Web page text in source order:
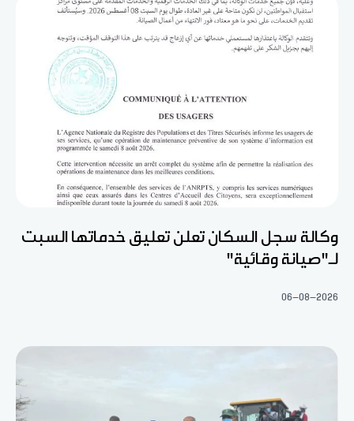
وكالة سجل السكان تعلن تعليق خدماتها السبت
لـ"صيانة وقائية"
06-08-2026